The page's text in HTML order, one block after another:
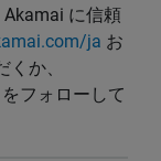
に信頼
ja お
くか、
フォローして